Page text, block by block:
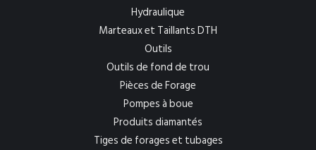
Hydraulique
Marteaux et Taillants DTH
Outils
Outils de fond de trou
Pièces de Forage
Pompes à boue
Produits diamantés
Tiges de forages et tubages